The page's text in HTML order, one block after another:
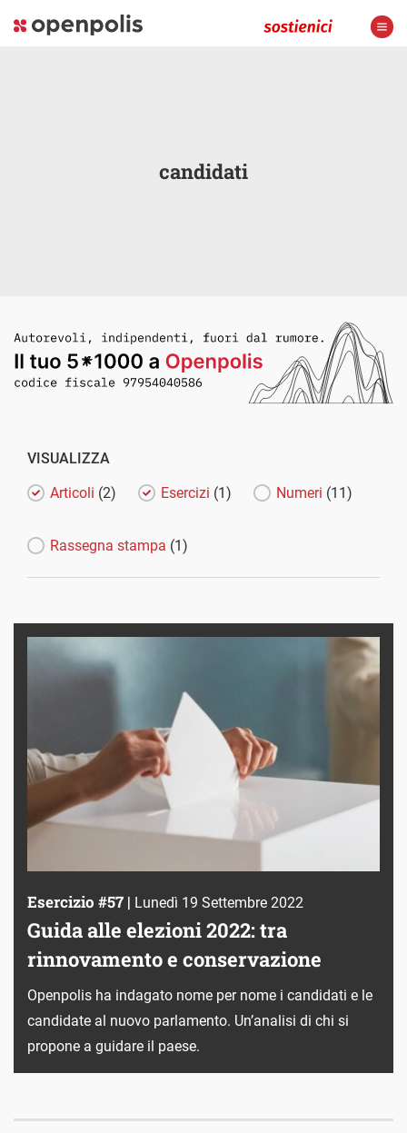
candidati
VISUALIZZA
Articoli (2) Esercizi (1) Numeri (11)
Rassegna stampa (1)
Esercizio #57 | Lunedì 19 Settembre 2022
Guida alle elezioni 2022: tra
rinnovamento e conservazione
Openpolis ha indagato nome per nome i candidati e le
candidate al nuovo parlamento. Un’analisi di chi si
propone a guidare il paese.